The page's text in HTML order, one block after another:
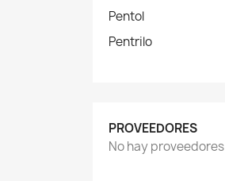
Pentol
Pentrilo
PROVEEDORES
No hay proveedores